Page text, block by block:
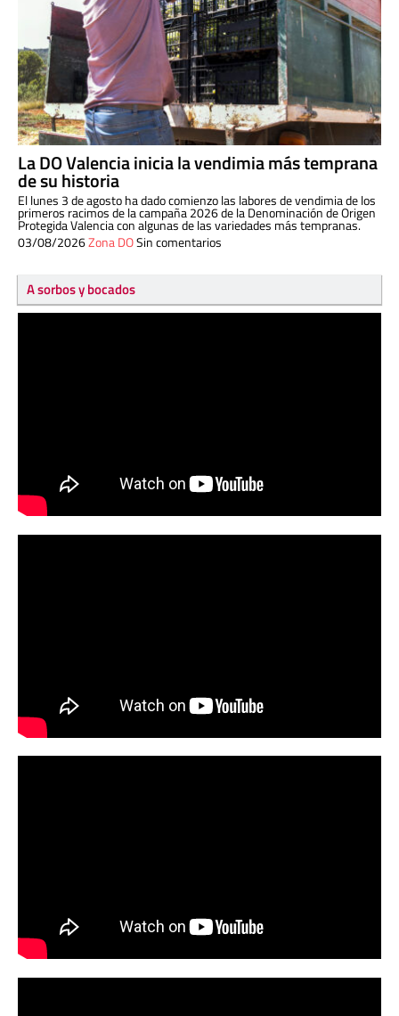
La DO Valencia inicia la vendimia más temprana
de su historia
El lunes 3 de agosto ha dado comienzo las labores de vendimia de los
primeros racimos de la campaña 2026 de la Denominación de Origen
Protegida Valencia con algunas de las variedades más tempranas.
03/08/2026Zona DOSin comentarios
A sorbos y bocados